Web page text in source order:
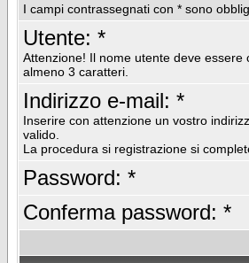
I campi contrassegnati con * sono
Utente: *
Attenzione! Il nome utente deve essere
almeno 3 caratteri.
Indirizzo e-mail: *
Inserire con attenzione un vostro
valido.
La procedura si registrazione si
Password: *
Conferma password: *